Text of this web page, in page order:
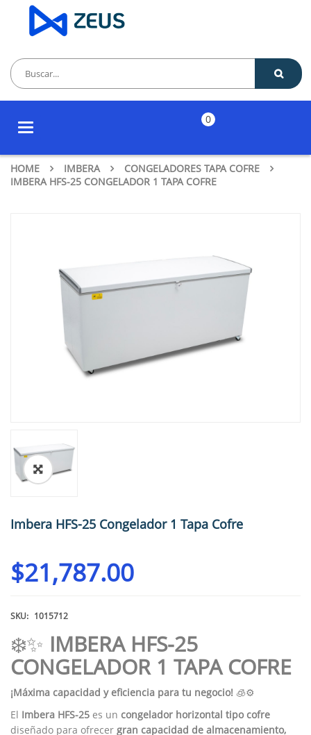
Toggle
0
HOME IMBERA
CONGELADORES TAPA COFRE
IMBERA HFS-25 CONGELADOR 1 TAPA COFRE
🔍
Imbera HFS-25 Congelador 1 Tapa Cofre
$21,787.00
SKU: 1015712
❄️✨ IMBERA HFS-25
CONGELADOR 1 TAPA COFRE
¡Máxima capacidad y eficiencia para tu negocio! 🧊⚙️
El Imbera HFS-25 es un congelador horizontal tipo cofre
diseñado para ofrecer gran capacidad de almacenamiento,